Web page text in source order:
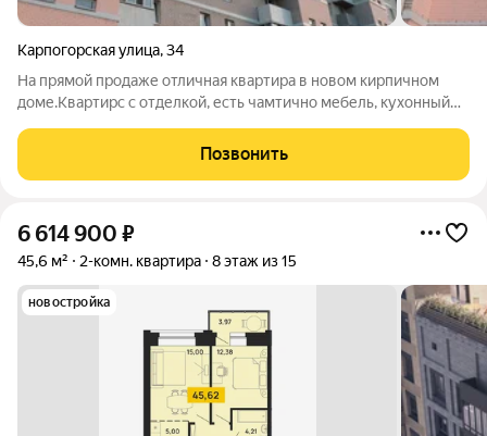
Карпогорская улица,34
На прямой продаже отличная квартира в новом кирпичном
доме.Квартирс с отделкой, есть чамтично мебель, кухонный
Позвонить
6 614 900 ₽
45,6 м² 2-комн. квартира 8 этаж из 15
новостройка